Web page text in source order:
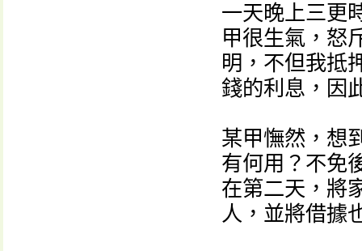
一天晚上三更
甲很生氣，怒
明，不但我抵
錢的利息，因
某甲憮然，想
有何用？不免
在第二天，將
人，並將借據